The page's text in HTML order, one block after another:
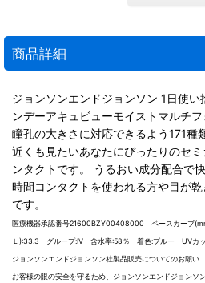
商品詳細
ジョンソンエンドジョンソン 1日使
ンデーアキュビューモイストマルチ
瞳孔の大きさに対応できるよう171種
近くも見たいあなたにぴったりのセ
ンタクトです。 うるおい成分配合で
時間コンタクトを使われる方や目が
です。
医療機器承認番号21600BZY00408000 ベースカーブ
Ｌ):33.3 グループ:IV 含水率:58％ 着色:ブルー UVカッ
ジョンソンエンドジョンソン社製品販売についてのお願い
お客様の眼の安全を守るため、ジョンソンエンドジョンソ